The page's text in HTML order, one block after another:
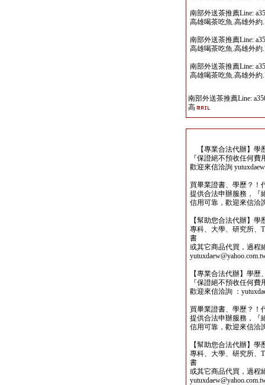
南部外送茶推薦Line:
高雄喝茶吃魚.高雄外
南部外送茶推薦Line:
高雄喝茶吃魚.高雄外
南部外送茶推薦Line:
高雄喝茶吃魚.高雄外
南部外送茶推薦Line:
高
【專業合法代辦】學
『保證絕不預收任何
歡迎來信洽詢
買畢業證書、學歷？！
提供合法申辦服務，『
信用可靠，歡迎來信洽
【幫助您合法代辦】
專科、大學、研究所、
書
或其它商品代買，過程
【專業合法代辦】學
『保證絕不預收任何
歡迎來信洽詢 ：
買畢業證書、學歷？！
提供合法申辦服務，『
信用可靠，歡迎來信洽
【幫助您合法代辦】
專科、大學、研究所、
書
或其它商品代買，過程